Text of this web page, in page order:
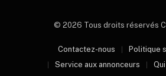
© 2026 Tous droits réservés
Contactez-nous
Politique
Service aux annonceurs